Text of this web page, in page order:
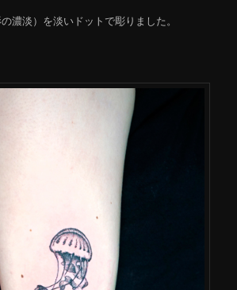
濃淡）を淡いドットで彫りました。